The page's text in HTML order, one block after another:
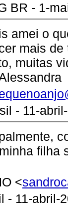
BR - 1-
amei o
mais
muitas
- 11-
filha
<
- 11-abril-